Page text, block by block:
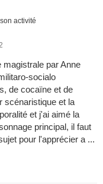
activité
magistrale par Anne
socialo
de cocaïne et de
scénaristique et la
et j'ai aimé la
principal, il faut
pour l'apprécier a ...